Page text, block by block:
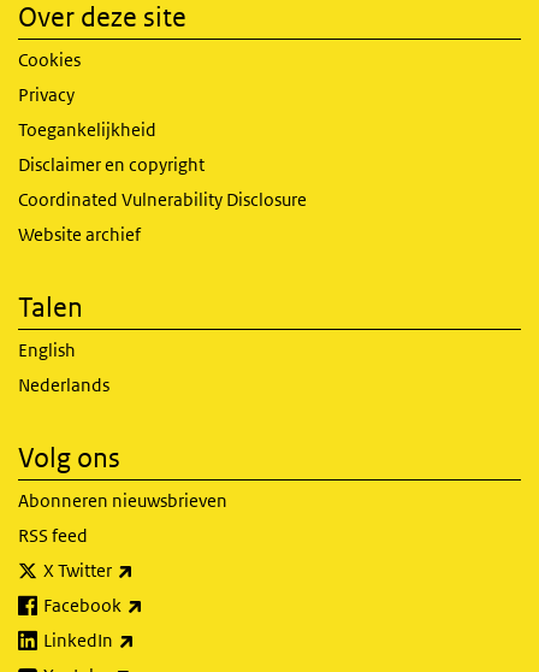
Over deze site
Cookies
Privacy
Toegankelijkheid
Disclaimer en copyright
Coordinated Vulnerability Disclosure
Website archief
Talen
English
Nederlands
Volg ons
Abonneren nieuwsbrieven
RSS feed
X Twitter
Facebook
LinkedIn